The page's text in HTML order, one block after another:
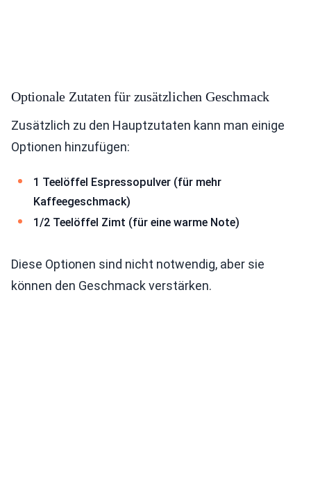
Optionale Zutaten für zusätzlichen Geschmack
Zusätzlich zu den Hauptzutaten kann man einige
Optionen hinzufügen:
1 Teelöffel Espressopulver (für mehr
Kaffeegeschmack)
1/2 Teelöffel Zimt (für eine warme Note)
Diese Optionen sind nicht notwendig, aber sie
können den Geschmack verstärken.